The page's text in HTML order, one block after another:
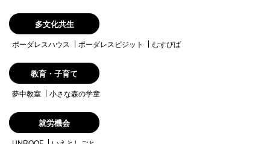
多文化共生
ボーダレスハウス ボーダレスビジット むすびば
教育・子育て
夢中教室 小さな森の学童
就労機会